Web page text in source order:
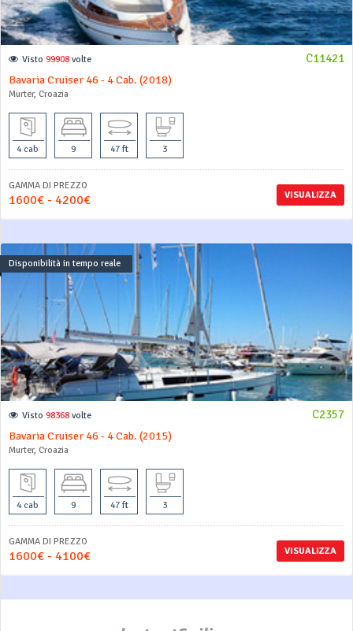
C11421
Visto 99908 volte
Bavaria Cruiser 46 - 4 Cab. (2018)
Murter, Croazia
4 cab 9 47 ft 3
VISUALIZZA
GAMMA DI PREZZO
1600€ - 4200€
Disponibilità in tempo reale
C2357
Visto 98368 volte
Bavaria Cruiser 46 - 4 Cab. (2015)
Murter, Croazia
4 cab 9 47 ft 3
VISUALIZZA
GAMMA DI PREZZO
1600€ - 4100€